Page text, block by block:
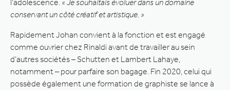
l’adolescence. « Je souhaitais évoluer dans un domaine
conservant un côté créatif et artistique. »
Rapidement Johan convient à la fonction et est engagé
comme ouvrier chez Rinaldi avant de travailler au sein
d’autres sociétés – Schutten et Lambert Lahaye,
notamment – pour parfaire son bagage. Fin 2020, celui qui
possède également une formation de graphiste se lance à